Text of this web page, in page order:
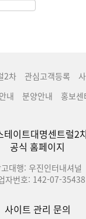
2차 관심고객등록
내
분양안내 홍보센
테이트대명센트럴2
공식 홈페이지
대행: 우진인터내셔널
자번호: 142-07-35438
사이트 관리 문의